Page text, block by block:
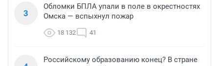
3
Обломки БПЛА упали в поле в окрестностях
Омска — вспыхнул пожар
18 132 41
Российскому образованию конец? В стране